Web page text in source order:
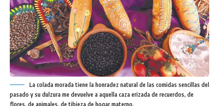
La colada morada tiene la honradez natural de las comidas sencillas del
pasado y su dulzura me devuelve a aquella caza erizada de recuerdos, de
flores, de animales, de tibieza de hogar materno.